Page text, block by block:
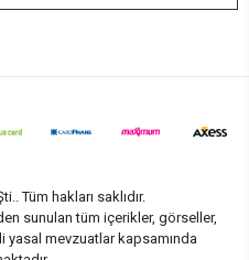
Tüm hakları saklıdır.
sunulan tüm içerikler, görseller,
yasal mevzuatlar kapsamında